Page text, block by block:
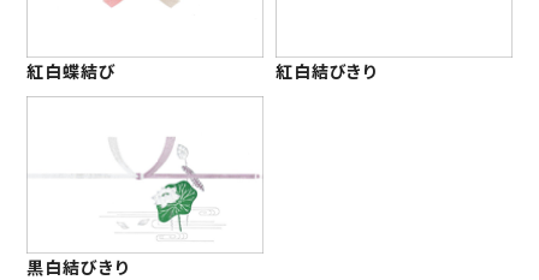
紅白蝶結び 紅白結びきり
黒白結びきり